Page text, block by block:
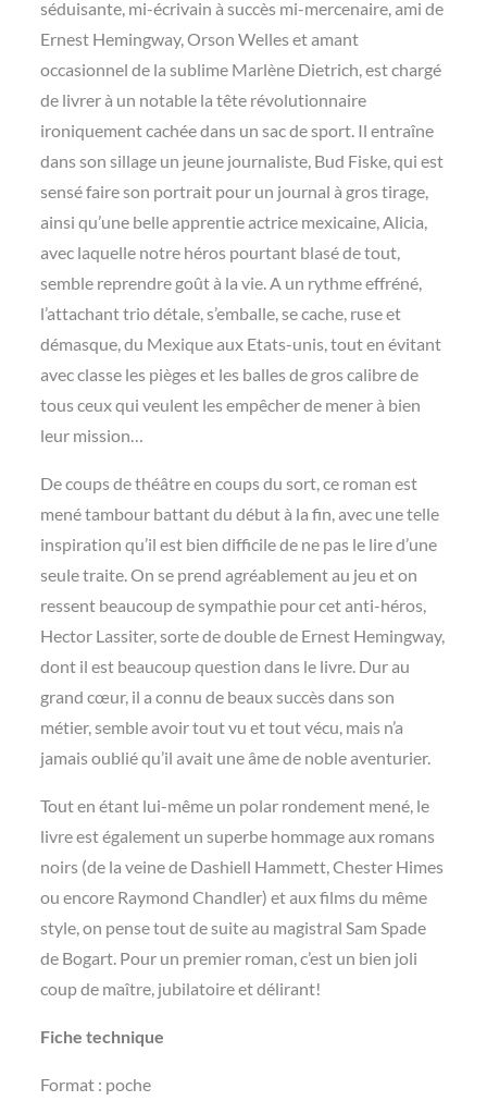
séduisante, mi-écrivain à succès mi-mercenaire, ami de
Ernest Hemingway, Orson Welles et amant
occasionnel de la sublime Marlène Dietrich, est chargé
de livrer à un notable la tête révolutionnaire
ironiquement cachée dans un sac de sport. Il entraîne
dans son sillage un jeune journaliste, Bud Fiske, qui est
sensé faire son portrait pour un journal à gros tirage,
ainsi qu’une belle apprentie actrice mexicaine, Alicia,
avec laquelle notre héros pourtant blasé de tout,
semble reprendre goût à la vie. A un rythme effréné,
l’attachant trio détale, s’emballe, se cache, ruse et
démasque, du Mexique aux Etats-unis, tout en évitant
avec classe les pièges et les balles de gros calibre de
tous ceux qui veulent les empêcher de mener à bien
leur mission…
De coups de théâtre en coups du sort, ce roman est
mené tambour battant du début à la fin, avec une telle
inspiration qu’il est bien difficile de ne pas le lire d’une
seule traite. On se prend agréablement au jeu et on
ressent beaucoup de sympathie pour cet anti-héros,
Hector Lassiter, sorte de double de Ernest Hemingway,
dont il est beaucoup question dans le livre. Dur au
grand cœur, il a connu de beaux succès dans son
métier, semble avoir tout vu et tout vécu, mais n’a
jamais oublié qu’il avait une âme de noble aventurier.
Tout en étant lui-même un polar rondement mené, le
livre est également un superbe hommage aux romans
noirs (de la veine de Dashiell Hammett, Chester Himes
ou encore Raymond Chandler) et aux films du même
style, on pense tout de suite au magistral Sam Spade
de Bogart. Pour un premier roman, c’est un bien joli
coup de maître, jubilatoire et délirant!
Fiche technique
Format : poche